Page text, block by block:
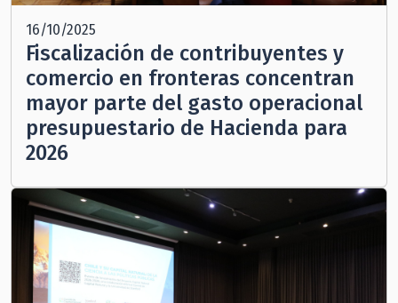
16/10/2025
Fiscalización de contribuyentes y
comercio en fronteras concentran
mayor parte del gasto operacional
presupuestario de Hacienda para
2026